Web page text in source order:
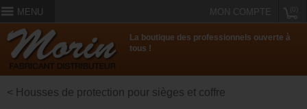
MENU MON COMPTE
La boutique des professionnels ouverte à
tous !
< Housses de protection pour sièges et coffre